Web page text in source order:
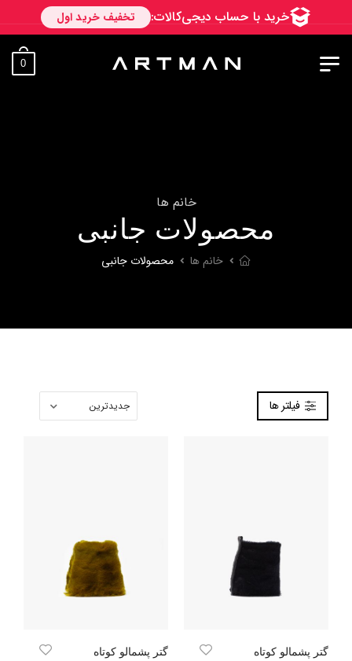
به آرتمن خوش آمدید. ارسال به
0
خانم ها
محصولات جانبی
خانم ها محصولات جانبی
فیلتر ها
گتر پشمالو کوتاه گتر پشمالو کوتاه